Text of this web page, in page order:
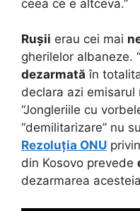
ceea ce e altceva.”
Rușii erau cei mai
gherilelor albaneze. “
dezarmată în
declara azi emisarul
“Jongleriile cu
“demilitarizare” nu
Rezoluția ONU
din Kosovo prevede
dezarmarea